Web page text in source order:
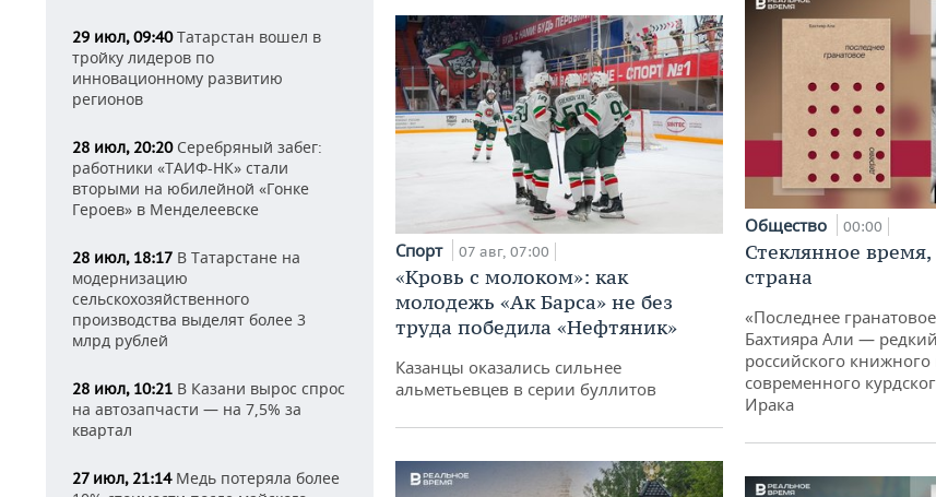
29 июл, 09:40Татарстан вошел в
тройку лидеров по
инновационному развитию
регионов
28 июл, 20:20Серебряный забег:
работники «ТАИФ-НК» стали
вторыми на юбилейной «Гонке
Героев» в Менделеевске
28 июл, 18:17 В Татарстане на
модернизацию
сельскохозяйственного
производства выделят более 3
млрд рублей
28 июл, 10:21 В Казани вырос спрос
на автозапчасти — на 7,5% за
квартал
27 июл, 21:14Медь потеряла более
Спорт 07 авг, 07:00
«Кровь с молоком»: как
молодежь «Ак Барса» не без
труда победила «Нефтяник»
Казанцы оказались сильнее
альметьевцев в серии буллитов
Общество 00:00
Стеклянное время,
страна
«Последнее
Бахтияра Али —
российского книжного
современного
Ирака